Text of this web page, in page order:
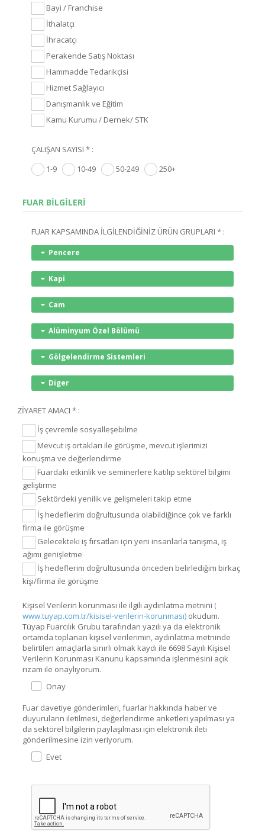
Bayi / Franchise
İthalatçı
İhracatçı
Perakende Satış Noktası
Hammadde Tedarikçisi
Hizmet Sağlayıcı
Danışmanlık ve Eğitim
Kamu Kurumu / Dernek/ STK
ÇALIŞAN SAYISI * :
1-9
10-49 50-249 250+
FUAR BİLGİLERİ
FUAR KAPSAMINDA İLGİLENDİĞİNİZ ÜRÜN GRUPLARI * :
Pencere
Kapi
Cam
Alüminyum Özel Bölümü
Gölgelendirme Sistemleri
Diger
ZİYARET AMACI * :
İş çevremle sosyalleşebilme
Mevcut iş ortakları ile görüşme, mevcut işlerimizi
konuşma ve değerlendirme
Fuardaki etkinlik ve seminerlere katılıp sektörel bilgimi
geliştirme
Sektördeki yenilik ve gelişmeleri takip etme
İş hedeflerim doğrultusunda olabildiğince çok ve farklı
firma ile görüşme
Gelecekteki iş fırsatları için yeni insanlarla tanışma, iş
ağımı genişletme
İş hedeflerim doğrultusunda önceden belirlediğim birkaç
kişi/firma ile görüşme
Kişisel Verilerin korunması ile ilgili aydınlatma metnini (
www.tuyap.com.tr/kisisel-verilerin-korunması) okudum.
Tüyap Fuarcılık Grubu tarafından yazılı ya da elektronik
ortamda toplanan kişisel verilerimin, aydınlatma metninde
belirtilen amaçlarla sınırlı olmak kaydı ile 6698 Sayılı Kişisel
Verilerin Korunması Kanunu kapsamında işlenmesini açık
rızam ile onaylıyorum.
Onay
Fuar davetiye gönderimleri, fuarlar hakkında haber ve
duyuruların iletilmesi, değerlendirme anketleri yapılması ya
da sektörel bilgilerin paylaşılması için elektronik ileti
gönderilmesine izin veriyorum.
Evet